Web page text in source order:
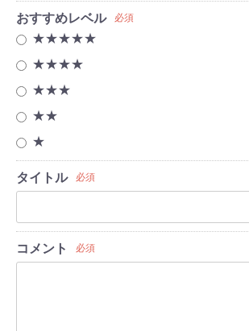
おすすめレベル 必須
★★★★★
★★★★
★★★
★★
★
タイトル 必須
コメント 必須